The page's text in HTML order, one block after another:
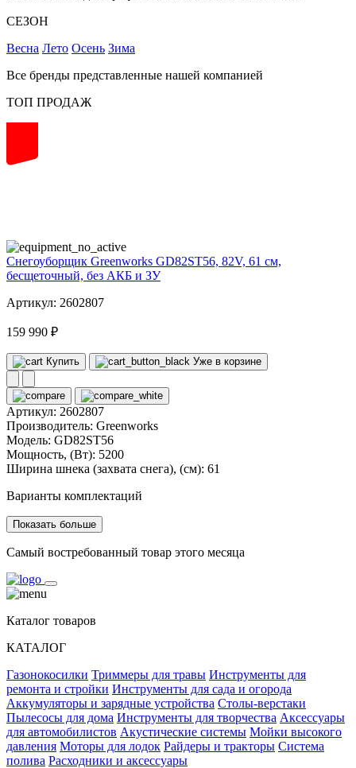
СЕЗОН
Весна Лето Осень Зима
Все бренды представленные нашей компанией
ТОП ПРОДАЖ
Снегоуборщик Greenworks GD82ST56, 82V, 61 см,
бесщеточный, без АКБ и ЗУ
Артикул: 2602807
159 990 ₽
Купить Уже в корзине
Артикул: 2602807
Производитель: Greenworks
Модель: GD82ST56
Мощность, (Вт): 5200
Ширина шнека (захвата снега), (см): 61
Варианты комплектаций
Показать больше
Самый востребованный товар этого месяца
Каталог товаров
КАТАЛОГ
Газонокосилки Триммеры для травы Инструменты для
ремонта и стройки Инструменты для сада и огорода
Аккумуляторы и зарядные устройства Столы-верстаки
Пылесосы для дома Инструменты для творчества Аксессуары
для автомобилистов Акустические системы Мойки высокого
давления Моторы для лодок Райдеры и тракторы Система
полива Расходники и аксессуары